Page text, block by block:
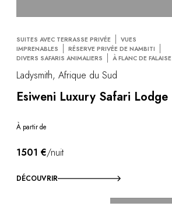
SUITES AVEC TERRASSE PRIVÉE
VUES
IMPRENABLES
RÉSERVE PRIVÉE DE NAMBITI
DIVERS SAFARIS ANIMALIERS
À FLANC DE FALAISE
Ladysmith, Afrique du Sud
Esiweni Luxury Safari Lodge
À partir de
1501 €/nuit
DÉCOUVRIR